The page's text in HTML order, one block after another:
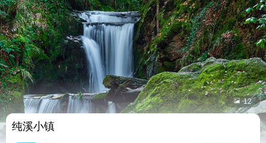
 12
纯溪小镇
